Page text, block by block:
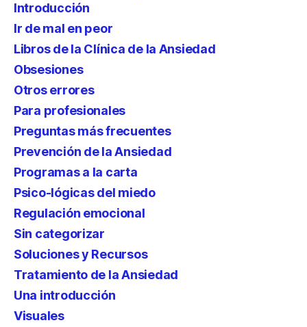
Introducción
Ir de mal en peor
Libros de la Clínica de la Ansiedad
Obsesiones
Otros errores
Para profesionales
Preguntas más frecuentes
Prevención de la Ansiedad
Programas a la carta
Psico-lógicas del miedo
Regulación emocional
Sin categorizar
Soluciones y Recursos
Tratamiento de la Ansiedad
Una introducción
Visuales